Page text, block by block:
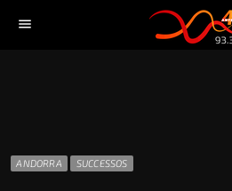
menu
ANDORRA SUCCESSOS